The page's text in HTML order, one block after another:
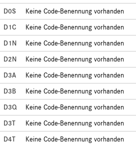
D0S
Keine Code-Benennung vorhanden
D1C
Keine Code-Benennung vorhanden
D1N
Keine Code-Benennung vorhanden
D2N
Keine Code-Benennung vorhanden
D3A
Keine Code-Benennung vorhanden
D3B
Keine Code-Benennung vorhanden
D3Q
Keine Code-Benennung vorhanden
D3T
Keine Code-Benennung vorhanden
D4T
Keine Code-Benennung vorhanden